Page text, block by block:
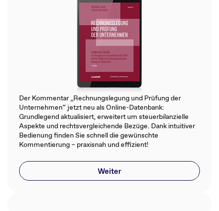
Der Kommentar „Rechnungslegung und Prüfung der
Unternehmen“ jetzt neu als Online-Datenbank:
Grundlegend aktualisiert, erweitert um steuerbilanzielle
Aspekte und rechtsvergleichende Bezüge. Dank intuitiver
Bedienung finden Sie schnell die gewünschte
Kommentierung – praxisnah und effizient!
Weiter